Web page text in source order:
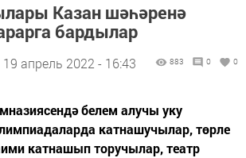
Казан шәһәренә
бардылар
19 апрель 2022 - 16:43 883 0 0
белем алучы уку
катнашучылар, төрле
катнашып торучылар, театр